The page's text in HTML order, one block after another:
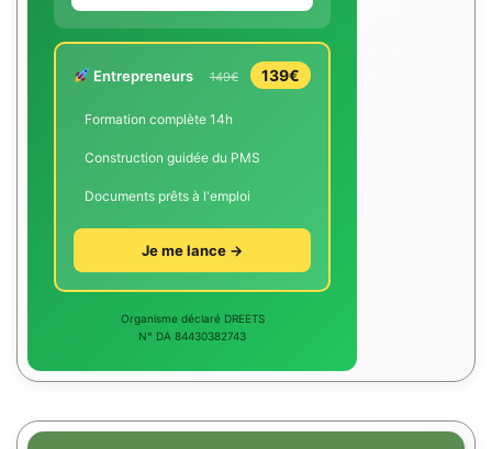
Entrepreneurs 149€ 139€
Formation complète 14h
Construction guidée du PMS
Documents prêts à l'emploi
Je me lance →
Organisme déclaré DREETS
N° DA 84430382743